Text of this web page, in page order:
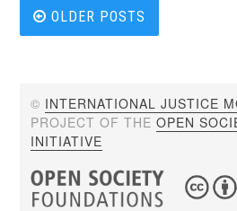
Posts
OLDER POSTS
© INTERNATIONAL JUSTICE
PROJECT OF THEOPEN
INITIATIVE